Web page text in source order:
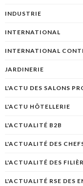
INDUSTRIE
INTERNATIONAL
INTERNATIONAL
JARDINERIE
L'ACTU DES SALONS
L'ACTU HÔTELLERIE
L'ACTUALITÉ B2B
L'ACTUALITÉ DES
L'ACTUALITÉ DES
L'ACTUALITÉ RSE DES